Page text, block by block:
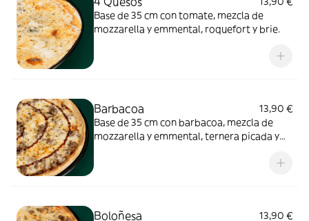
Base de 35 cm con tomate, mezcla de
mozzarella y emmental, roquefort y brie.
Barbacoa
13,90 €
Base de 35 cm con barbacoa, mezcla de
mozzarella y emmental, ternera picada y
Boloñesa
13,90 €